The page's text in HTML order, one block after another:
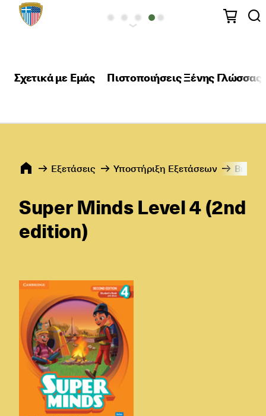
Σχετικά με Εμάς Πιστοποιήσεις Ξένης Γλώσσας
Εξετάσεις Υποστήριξη Εξετάσεων
Super Minds Level 4 (2nd
edition)